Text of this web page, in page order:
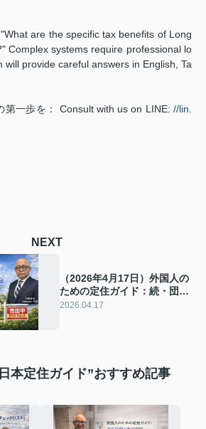
are the specific tax benefits of Long
Complex systems require professional lo
will provide careful answers in English, Ta
第一歩を： Consult with us on LINE: //lin.
NEXT
（2026年4月17日）外国人の
ための定住ガイド：続・団信
と長期優良住宅。家族に「負
2026.04.17
本定住ガイド”おすすめ記事